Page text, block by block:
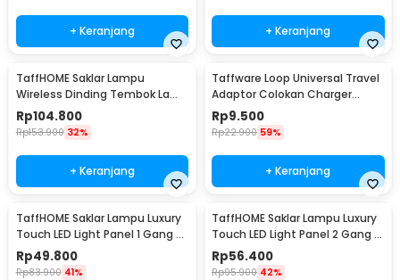
+ Keranjang + Keranjang
TaffHOME Saklar Lampu
Wireless Dinding Tembok Lamp
Switch RF 433MHz 3 Gang 3
Receiver - WHK01
Rp104.800
Rp153.900 32%
+ Keranjang
Taffware Loop Universal Travel
Adaptor Colokan Charger
Adapter 2500W - N16
Rp9.500
Rp22.900 59%
+ Keranjang
TaffHOME Saklar Lampu Luxury
Touch LED Light Panel 1 Gang -
AO-001
Rp49.800
Rp83.900 41%
TaffHOME Saklar Lampu Luxury
Touch LED Light Panel 2 Gang -
AO-001
Rp56.400
Rp95.900 42%